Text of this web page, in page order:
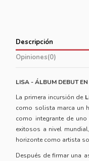
Descripción
Opiniones(0)
LISA - ÁLBUM DEBUT
La primera incursión de
como solista marca un
como integrante de
exitosos a nivel
horizonte como artista
Después de firmar una